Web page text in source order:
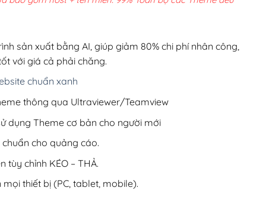
tại
1,050,000₫.
sản xuất bằng AI, giúp giảm 80% chi phí nhân công,
với giá cả phải chăng.
chuẩn xanh
thông qua Ultraviewer/Teamview
dụng Theme cơ bản cho người mới
chuẩn cho quảng cáo.
tùy chỉnh KÉO – THẢ.
thiết bị (PC, tablet, mobile).